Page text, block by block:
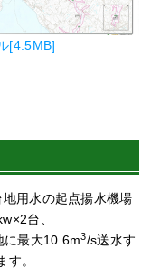
[4.5MB]
用水の起点揚水機場
台、
に最大10.6m3/s送水す
。